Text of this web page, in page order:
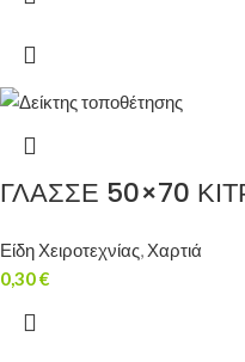
ΓΛΑΣΣΕ 50×70
Είδη Χειροτεχνίας, Χαρτιά
0,30€